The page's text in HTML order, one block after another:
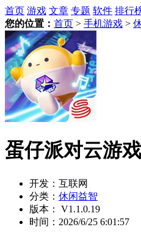
首页 游戏 文章 专题 软件 排行
您的位置： 首页 > 手机游戏 >
蛋仔派对云游
开发： 互联网
分类： 休闲益智
版本：
V1.1.0.19
时间： 2026/6/25 6:01:57